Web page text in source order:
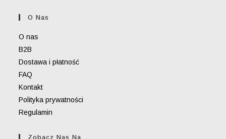
O Nas
O nas
B2B
Dostawa i płatność
FAQ
Kontakt
Polityka prywatności
Regulamin
Zobacz Nas Na